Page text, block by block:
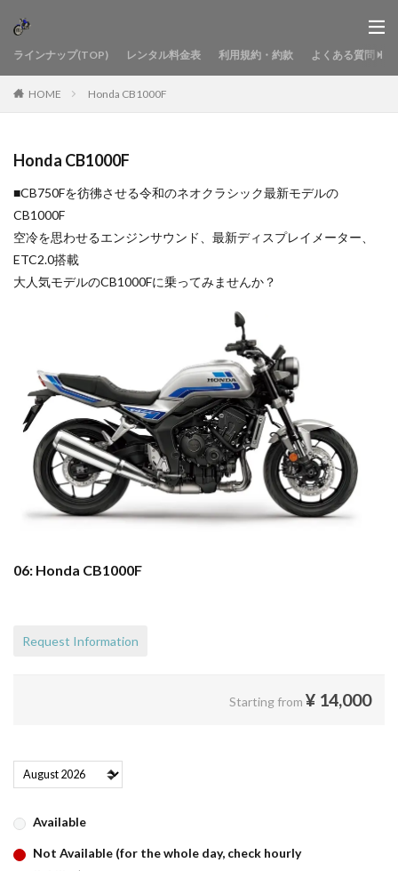
ラインナップ(TOP) レンタル料金表 利用規約・約款 よくある質問
HOME Honda CB1000F
Honda CB1000F
■CB750Fを彷彿させる令和のネオクラシック最新モデルの
CB1000F
空冷を思わせるエンジンサウンド、最新ディスプレイメーター、
ETC2.0搭載
大人気モデルのCB1000Fに乗ってみませんか？
06: Honda CB1000F
Request Information
Starting from ¥ 14,000
Available
Not Available (for the whole day, check hourly